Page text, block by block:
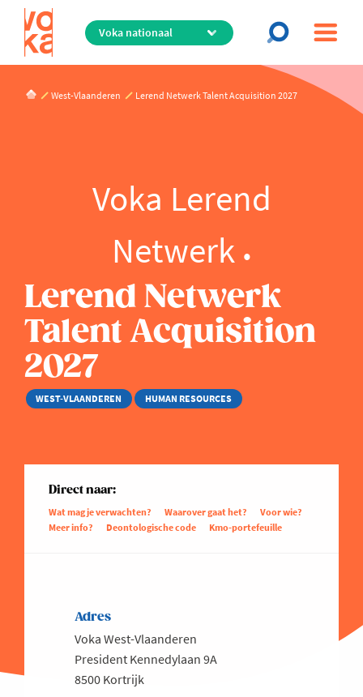
Overslaan
de
inhoud
West-Vlaanderen Lerend Netwerk Talent Acquisition 2027
Voka Lerend
Netwerk
Lerend Netwerk
Talent Acquisition
2027
WEST-VLAANDEREN HUMAN RESOURCES
Direct naar:
Wat mag je verwachten? Waarover gaat het?
Voor wie?
Meer info?
Deontologische code Kmo-portefeuille
Adres
Voka West-Vlaanderen
President Kennedylaan 9A
8500 Kortrijk